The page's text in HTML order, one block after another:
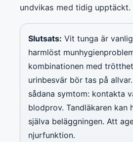
undvikas med tidig upptäckt.
Slutsats: Vit tunga är
harmlöst
kombinationen med
urinbesvär bör tas på
sådana symtom: kontakta
blodprov. Tandläkaren kan
själva beläggningen. Att
njurfunktion.